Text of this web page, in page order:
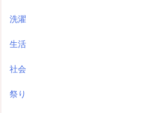
洗濯
生活
社会
祭り